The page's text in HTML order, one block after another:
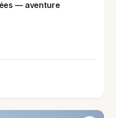
— aventure